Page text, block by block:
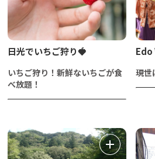
日光でいちご狩り🍓
いちご狩り！新鮮ないちごが食
べ放題！
現世